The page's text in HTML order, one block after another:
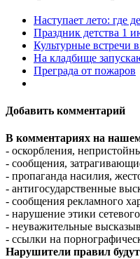
Наступает лето: где
Праздник детства 1
Культурные встречи
На кладбище
Преграда от пожаров
Добавить комментарий
В комментариях на
- оскорбления,
- сообщения,
- пропаганда насилия,
- антигосударственные
- сообщения рекламного
- нарушение этики
- неуважительные
- ссылки на
Нарушители правил